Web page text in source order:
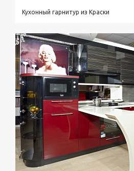
Кухонный гарнитур из Краски
Подробнее